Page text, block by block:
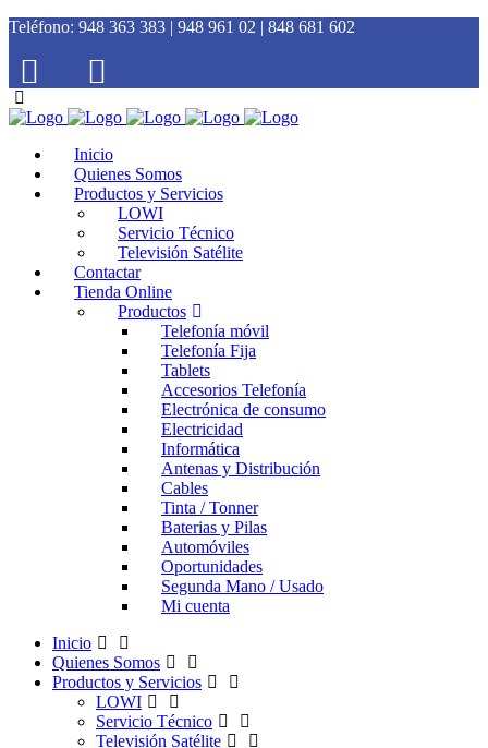
Teléfono: 948 363 383 | 948 961 02 | 848 681 602
Inicio
Quienes Somos
Productos y Servicios
LOWI
Servicio Técnico
Televisión Satélite
Contactar
Tienda Online
Productos
Telefonía móvil
Telefonía Fija
Tablets
Accesorios Telefonía
Electrónica de consumo
Electricidad
Informática
Antenas y Distribución
Cables
Tinta / Tonner
Baterias y Pilas
Automóviles
Oportunidades
Segunda Mano / Usado
Mi cuenta
Inicio
Quienes Somos
Productos y Servicios
LOWI
Servicio Técnico
Televisión Satélite